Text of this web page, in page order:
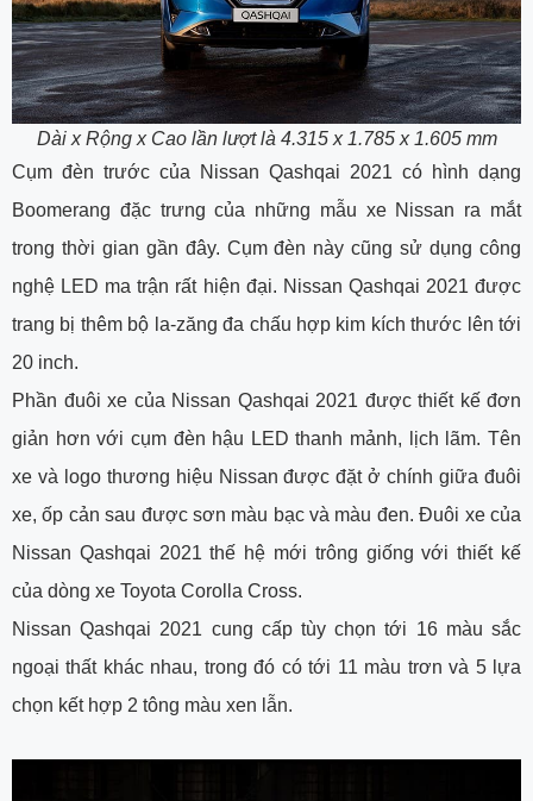
Dài x Rộng x Cao lần lượt là 4.315 x 1.785 x 1.605 mm
Cụm đèn trước của Nissan Qashqai 2021 có hình dạng
Boomerang đặc trưng của những mẫu xe Nissan ra mắt
trong thời gian gần đây. Cụm đèn này cũng sử dụng công
nghệ LED ma trận rất hiện đại. Nissan Qashqai 2021 được
trang bị thêm bộ la-zăng đa chấu hợp kim kích thước lên tới
20 inch.
Phần đuôi xe của Nissan Qashqai 2021 được thiết kế đơn
giản hơn với cụm đèn hậu LED thanh mảnh, lịch lãm. Tên
xe và logo thương hiệu Nissan được đặt ở chính giữa đuôi
xe, ốp cản sau được sơn màu bạc và màu đen. Đuôi xe của
Nissan Qashqai 2021 thế hệ mới trông giống với thiết kế
của dòng xe Toyota Corolla Cross.
Nissan Qashqai 2021 cung cấp tùy chọn tới 16 màu sắc
ngoại thất khác nhau, trong đó có tới 11 màu trơn và 5 lựa
chọn kết hợp 2 tông màu xen lẫn.